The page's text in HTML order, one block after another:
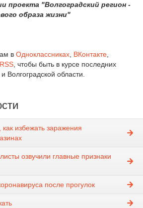
проекта "Волгоградский регион -
образа жизни"
в Одноклассниках ВКонтакте
RSS , чтобы быть в курсе последних
Волгоградской области.
как избежать заражения
озвучили главные признаки
после прогулок